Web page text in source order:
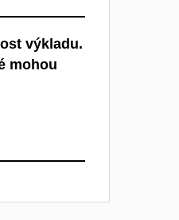
výkladu.
mohou